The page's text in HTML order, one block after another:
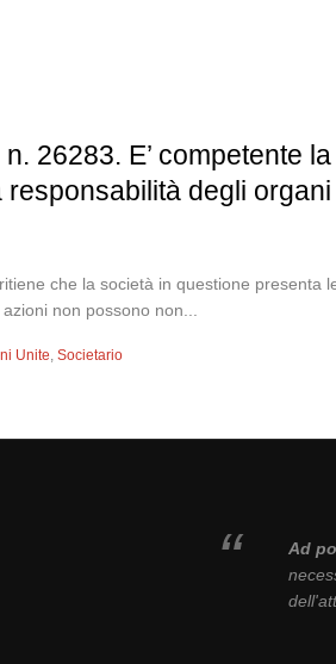
26283. E’ competente
degli
che la società in questione presenta
non possono non...
Unite,Societario
Ad